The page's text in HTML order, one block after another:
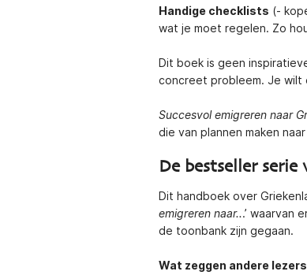
Handige checklists (-
wat je moet regelen. Zo
Dit boek is geen
concreet probleem. Je wilt
Succesvol emigreren naar
die van plannen maken
De bestseller
Dit handboek over
emigreren naar...’ waarvan
de toonbank zijn gegaan.
Wat zeggen andere